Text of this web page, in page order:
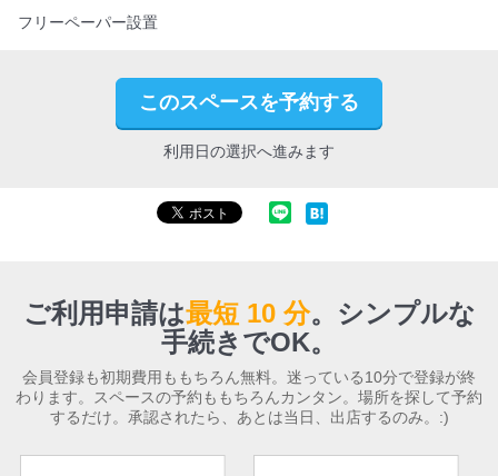
フリーペーパー設置
このスペースを予約する
利用日の選択へ進みます
ご利用申請は最短 10 分。 シンプルな
手続きでOK。
会員登録も初期費用ももちろん無料。迷っている10分で登録が終
わります。スペースの予約ももちろんカンタン。場所を探して予約
するだけ。承認されたら、あとは当日、出店するのみ。:)